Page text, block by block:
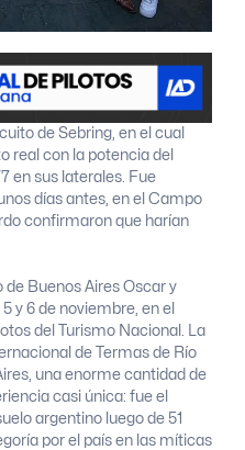
de Sebring, en el cual
real con la potencia del
en sus laterales. Fue
días antes, en el Campo
confirmaron que harían
de Buenos Aires Oscar y
y 6 de noviembre, en el
del Turismo Nacional. La
de Termas de Río
una enorme cantidad de
casi única: fue el
argentino luego de 51
por el país en las míticas